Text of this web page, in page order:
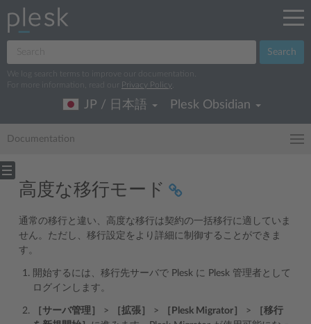
Search
We log search terms to improve our documentation.
For more information, read our
Privacy Policy
JP / 日本語 Plesk Obsidian
Documentation
高度な移行モード
通常の移行と違い、高度な移行は契約の一括移行に適していま
せん。ただし、移行設定をより詳細に制御することができま
す。
開始するには、移行先サーバで Plesk に Plesk 管理者として
ログインします。
［サーバ管理］ > ［拡張］ > ［Plesk Migrator］ >
［移行